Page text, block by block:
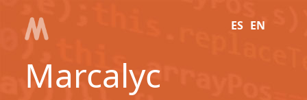
ES EN
Marcalyc